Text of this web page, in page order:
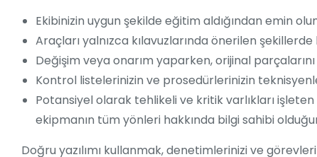
Ekibinizin uygun şekilde eğitim aldığından emin
Araçları yalnızca kılavuzlarında önerilen şekillerde
Değişim veya onarım yaparken, orijinal parçalarını
Kontrol listelerinizin ve prosedürlerinizin
Potansiyel olarak tehlikeli ve kritik varlıkları
ekipmanın tüm yönleri hakkında bilgi sahibi
Doğru yazılımı kullanmak, denetimlerinizi ve